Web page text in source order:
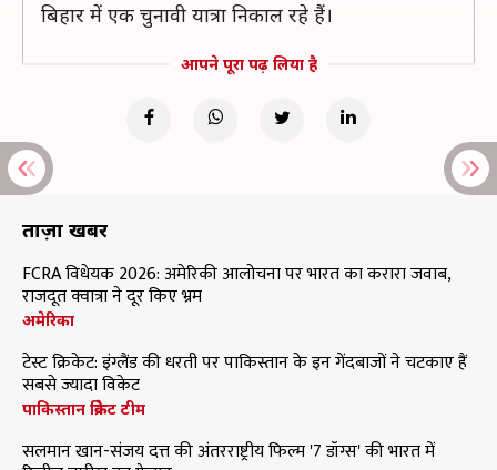
बिहार में एक चुनावी यात्रा निकाल रहे हैं।
आपने पूरा पढ़ लिया है
ताज़ा खबरें
FCRA विधेयक 2026: अमेरिकी आलोचना पर भारत का करारा जवाब,
राजदूत क्वात्रा ने दूर किए भ्रम
अमेरिका
टेस्ट क्रिकेट: इंग्लैंड की धरती पर पाकिस्तान के इन गेंदबाजों ने चटकाए हैं
सबसे ज्यादा विकेट
पाकिस्तान क्रिकेट टीम
सलमान खान-संजय दत्त की अंतरराष्ट्रीय फिल्म '7 डॉग्स' की भारत में